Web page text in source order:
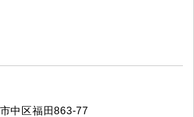
中区福田863-77